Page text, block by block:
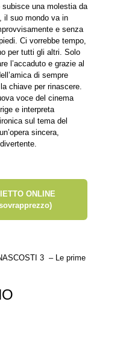
una molestia da
il suo mondo va in
e senza
Ci vorrebbe tempo,
per tutti gli altri. Solo
l’accaduto e grazie al
di sempre
chiave per rinascere.
voce del cinema
e interpreta
sul tema del
sincera,
ONLINE
3 – Le prime